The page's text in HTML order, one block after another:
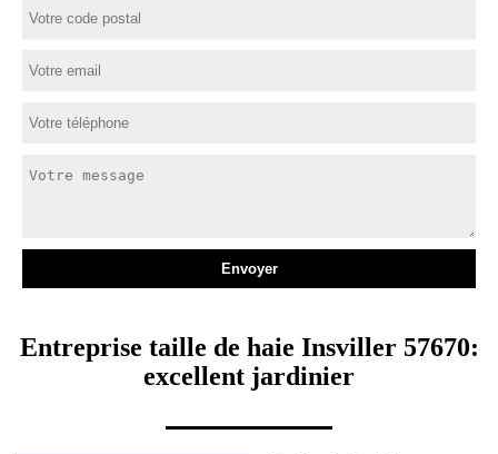
Entreprise taille de haie Insviller 57670:
excellent jardinier